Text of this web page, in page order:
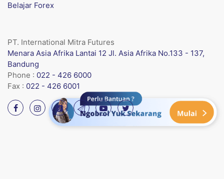
Belajar Forex
PT. International Mitra Futures
Menara Asia Afrika Lantai 12 Jl. Asia Afrika No.133 - 137,
Bandung
Phone : 022 - 426 6000
Fax : 022 - 426 6001